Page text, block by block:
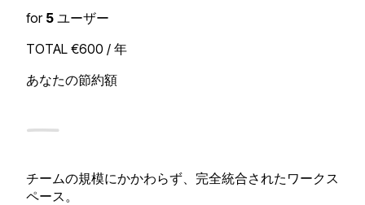
for 5 ユーザー
TOTAL €600 / 年
あなたの節約額
—
チームの規模にかかわらず、完全統合されたワークス
ペース。